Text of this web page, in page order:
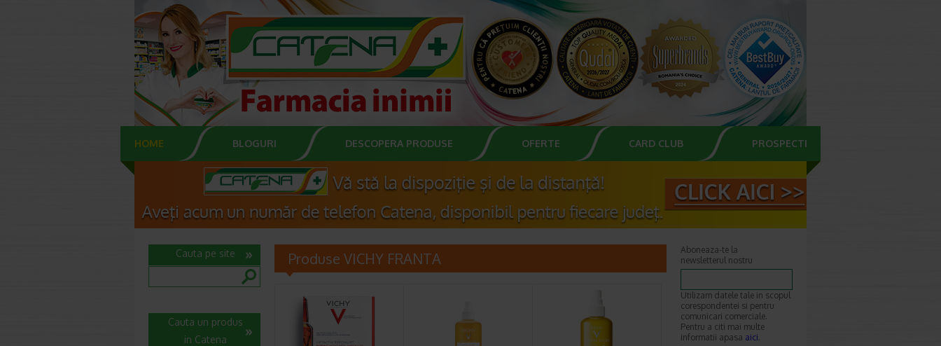
HOME BLOGURI DESCOPERA PRODUSE OFERTE CARD CLUB PROSPECTE
Produse VICHY FRANTA
Cauta pe site
Cauta un produs
in Catena
Aboneaza-te la
newsletterul nostru
Utilizam datele tale in scopul
corespondentei si pentru
comunicari comerciale.
Pentru a citi mai multe
informatii apasa aici.